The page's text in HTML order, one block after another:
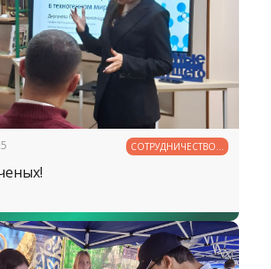
СОТРУДНИЧЕСТВО В
ОБРАЗОВАНИИ